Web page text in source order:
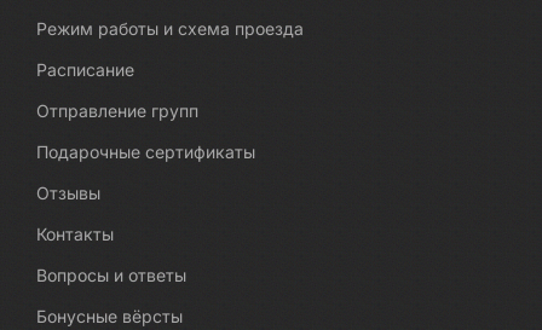
Режим работы и схема проезда
Расписание
Отправление групп
Подарочные сертификаты
Отзывы
Контакты
Вопросы и ответы
Бонусные вёрсты